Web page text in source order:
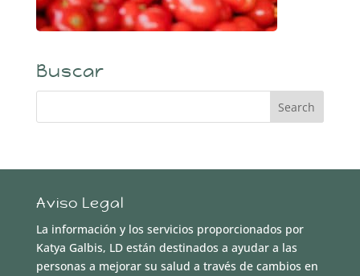
Buscar
Aviso Legal
La información y los servicios proporcionados por
Katya Galbis, LD están destinados a ayudar a las
personas a mejorar su salud a través de cambios en